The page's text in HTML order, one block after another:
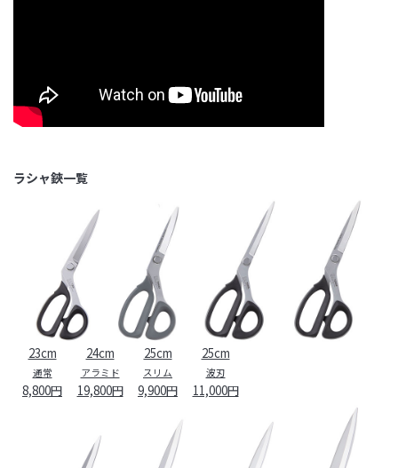
ラシャ鋏一覧
23cm
通常
8,800円
24cm
アラミド
19,800円
25cm
スリム
9,900円
25cm
波刃
11,000円